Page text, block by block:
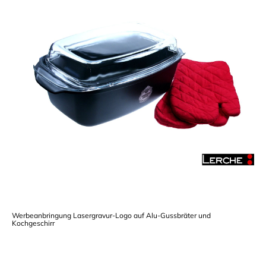
Werbeanbringung Lasergravur-Logo auf Alu-Gussbräter und
Kochgeschirr